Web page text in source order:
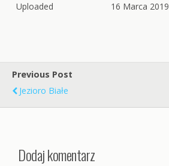
Uploaded
16 Marca 2019
Previous Post
Jezioro Białe
Dodaj komentarz